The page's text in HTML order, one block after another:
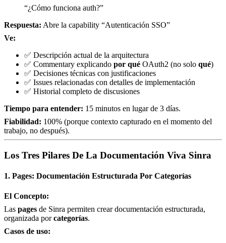
“¿Cómo funciona auth?”
Respuesta: Abre la capability “Autenticación SSO”
Ve:
✅ Descripción actual de la arquitectura
✅ Commentary explicando por qué OAuth2 (no solo qué)
✅ Decisiones técnicas con justificaciones
✅ Issues relacionadas con detalles de implementación
✅ Historial completo de discusiones
Tiempo para entender: 15 minutos en lugar de 3 días.
Fiabilidad: 100% (porque contexto capturado en el momento del
trabajo, no después).
Los Tres Pilares De La Documentación Viva Sinra
1. Pages: Documentación Estructurada Por Categorías
El Concepto:
Las pages de Sinra permiten crear documentación estructurada,
organizada porcategorías.
Casos de uso: